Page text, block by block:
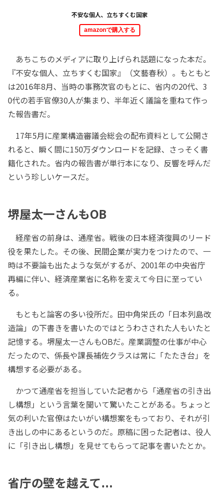
不安な個人、立ちすくむ国家
amazonで購入する
あちこちのメディアに取り上げられ話題になった本だ。
『不安な個人、立ちすくむ国家』（文藝春秋）。もともと
は2016年8月、当時の事務次官のもとに、省内の20代、3
0代の若手官僚30人が集まり、半年近く議論を重ねて作っ
た報告書だ。
17年5月に産業構造審議会総会の配布資料として公開さ
れると、瞬く間に150万ダウンロードを記録、さっそく書
籍化された。省内の報告書が単行本になり、反響を呼んだ
という珍しいケースだ。
堺屋太一さんもOB
経産省の前身は、通産省。戦後の日本経済復興のリード
役を果たした。その後、民間企業が実力をつけたので、一
時は不要論も出たような気がするが、2001年の中央省庁
再編に伴い、経済産業省に名称を変えて今日に至ってい
る。
もともと論客の多い役所だ。田中角栄氏の「日本列島改
造論」の下書きを書いたのではとうわさされた人もいたと
記憶する。堺屋太一さんもOBだ。産業調整の仕事が中心
だったので、係長や課長補佐クラスは常に「たたき台」を
構想する必要がある。
かつて通産省を担当していた記者から「通産省の引き出
し構想」という言葉を聞いて驚いたことがある。ちょっと
気の利いた官僚はたいがい構想案をもっており、それが引
き出しの中にあるというのだ。原稿に困った記者は、役人
に「引き出し構想」を見せてもらって記事を書いたとか。
省庁の壁を越えて...